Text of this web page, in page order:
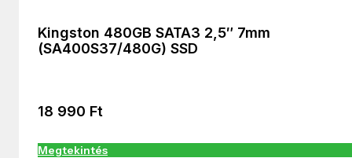
Kingston 480GB SATA3 2,5″ 7mm
(SA400S37/480G) SSD
18 990 Ft
Megtekintés